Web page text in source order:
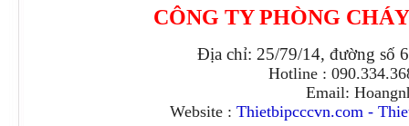
CÔNG TY PHÒNG
Địa chỉ: 25/79/14, đường số
Hotline :
Email:
Website : Thietbipcccvn.com -